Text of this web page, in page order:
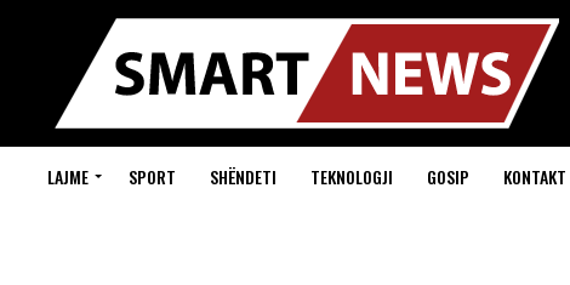
LAJME SPORT SHËNDETI TEKNOLOGJI GOSIP KONTAKT